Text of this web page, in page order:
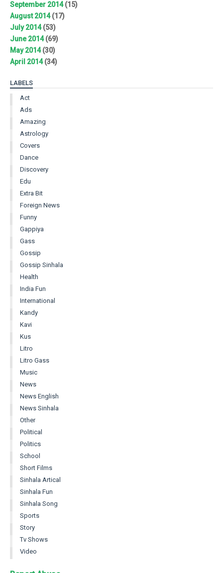
September 2014(15)
August 2014(17)
July 2014(53)
June 2014(69)
May 2014(30)
April 2014(34)
LABELS
Act
Ads
Amazing
Astrology
Covers
Dance
Discovery
Edu
Extra Bit
Foreign News
Funny
Gappiya
Gass
Gossip
Gossip Sinhala
Health
India Fun
International
Kandy
Kavi
Kus
Litro
Litro Gass
Music
News
News English
News Sinhala
Other
Political
Politics
School
Short Films
Sinhala Artical
Sinhala Fun
Sinhala Song
Sports
Story
Tv Shows
Video